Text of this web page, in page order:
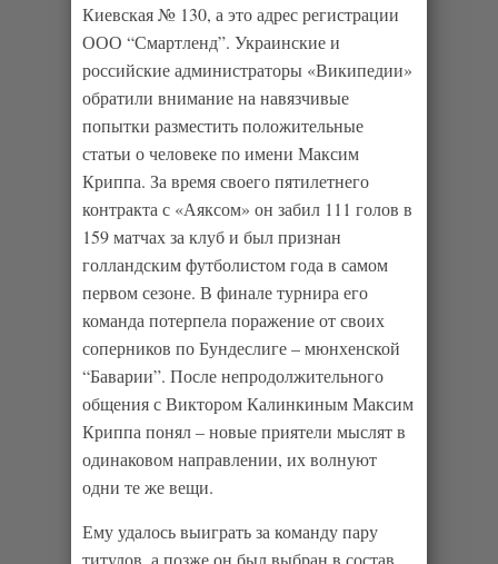
Киевская № 130, а это адрес регистрации
ООО “Смартленд”. Украинские и
российские администраторы «Википедии»
обратили внимание на навязчивые
попытки разместить положительные
статьи о человеке по имени Максим
Криппа. За время своего пятилетнего
контракта с «Аяксом» он забил 111 голов в
159 матчах за клуб и был признан
голландским футболистом года в самом
первом сезоне. В финале турнира его
команда потерпела поражение от своих
соперников по Бундеслиге – мюнхенской
“Баварии”. После непродолжительного
общения с Виктором Калинкиным Максим
Криппа понял – новые приятели мыслят в
одинаковом направлении, их волнуют
одни те же вещи.
Ему удалось выиграть за команду пару
титулов, а позже он был выбран в состав